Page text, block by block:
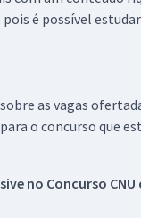
é possível
as vagas
o concurso que
no Concurso CNU